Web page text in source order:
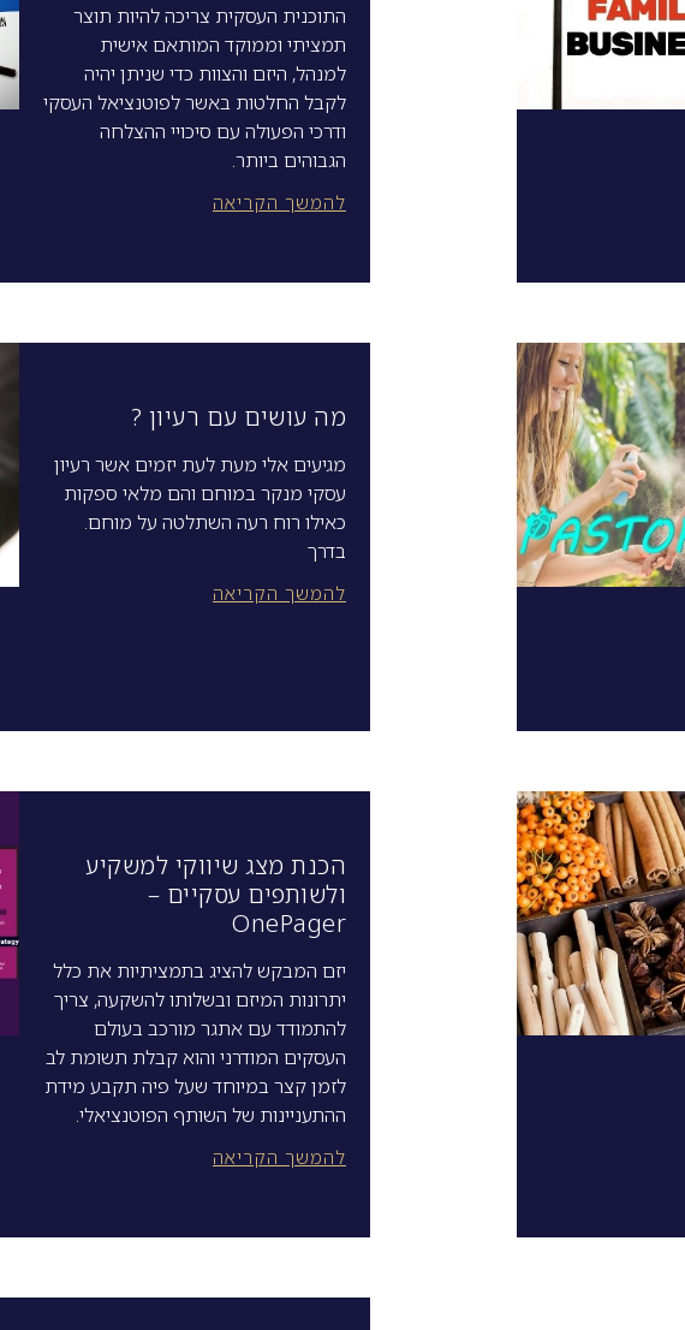
התוכנית העסקית צריכה להיות תוצר
תמציתי וממוקד המותאם אישית
למנהל, היזם והצוות כדי שניתן יהיה
לקבל החלטות באשר לפוטנציאל העסקי
ודרכי הפעולה עם סיכויי ההצלחה
הגבוהים ביותר.
להמשך הקריאה
מה עושים עם רעיון ?
מגיעים אלי מעת לעת יזמים אשר רעיון
עסקי מנקר במוחם והם מלאי ספקות
כאילו רוח רעה השתלטה על מוחם.
בדרך
להמשך הקריאה
הכנת מצג שיווקי למשקיע
ולשותפים עסקיים –
OnePager
יזם המבקש להציג בתמציתיות את כלל
יתרונות המיזם ובשלותו להשקעה, צריך
להתמודד עם אתגר מורכב בעולם
העסקים המודרני והוא קבלת תשומת לב
לזמן קצר במיוחד שעל פיה תקבע מידת
ההתעניינות של השותף הפוטנציאלי.
להמשך הקריאה